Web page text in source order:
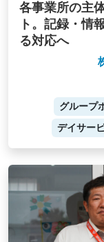
各事業所の主
ト。記録・情
る対応へ
グループ
デイサー